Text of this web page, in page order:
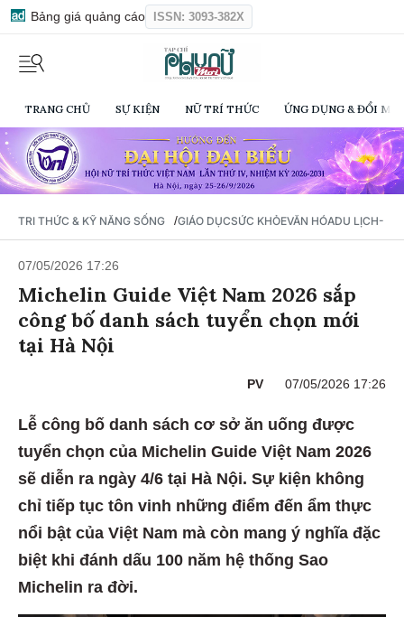
Bảng giá quảng cáo ISSN: 3093-382X
TRANG CHỦ SỰ KIỆN NỮ TRÍ THỨC ỨNG DỤNG & ĐỔI
TRI THỨC & KỸ NĂNG SỐNG /GIÁO DỤCSỨC KHỎEVĂN HÓADU LỊCH-
07/05/2026 17:26
Michelin Guide Việt Nam 2026 sắp
công bố danh sách tuyển chọn mới
tại Hà Nội
PV 07/05/2026 17:26
Lễ công bố danh sách cơ sở ăn uống được
tuyển chọn của Michelin Guide Việt Nam 2026
sẽ diễn ra ngày 4/6 tại Hà Nội. Sự kiện không
chỉ tiếp tục tôn vinh những điểm đến ẩm thực
nổi bật của Việt Nam mà còn mang ý nghĩa đặc
biệt khi đánh dấu 100 năm hệ thống Sao
Michelin ra đời.